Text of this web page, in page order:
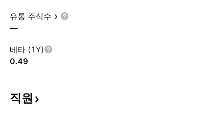
유통 주식수
—
베타 (1Y)
0.49
직원